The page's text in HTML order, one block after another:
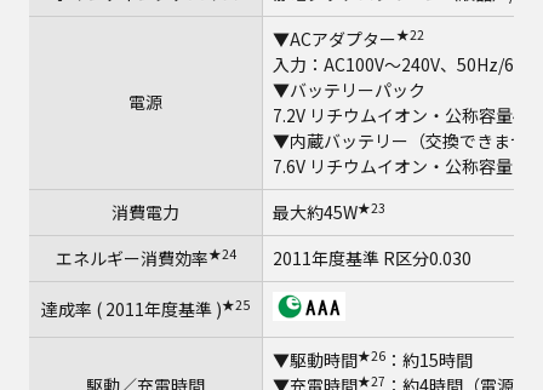
電源
▼ACアダプター★22
入力：AC100V～240V、50Hz/
▼バッテリーパック
7.2V リチウムイオン・公称容量
▼内蔵バッテリー（交換できませ
7.6V リチウムイオン・公称容量
消費電力
最大約45W★23
エネルギー消費効率★24 2011年度基準 R区分0.030
達成率 ( 2011年度基準 )★25
駆動／充電時間
▼駆動時間★26 ：約15時間
▼充電時間★27 ：約4時間（電源